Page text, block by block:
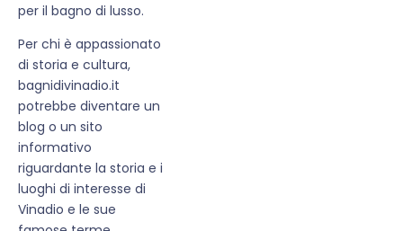
per il bagno di lusso.
Per chi è appassionato
di storia e cultura,
bagnidivinadio.it
potrebbe diventare un
blog o un sito
informativo
riguardante la storia e i
luoghi di interesse di
Vinadio e le sue